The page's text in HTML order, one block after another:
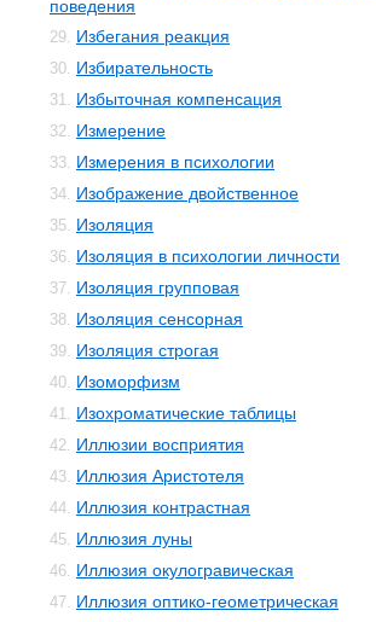
поведения
29. Избегания реакция
30. Избирательность
31. Избыточная компенсация
32. Измерение
33. Измерения в психологии
34. Изображение двойственное
35. Изоляция
36. Изоляция в психологии личности
37. Изоляция групповая
38. Изоляция сенсорная
39. Изоляция строгая
40. Изоморфизм
41. Изохроматические таблицы
42. Иллюзии восприятия
43. Иллюзия Аристотеля
44. Иллюзия контрастная
45. Иллюзия луны
46. Иллюзия окулогравическая
47. Иллюзия оптико-геометрическая